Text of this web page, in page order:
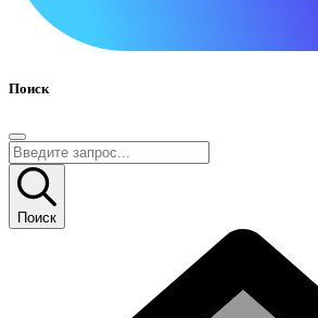
Поиск
Поиск